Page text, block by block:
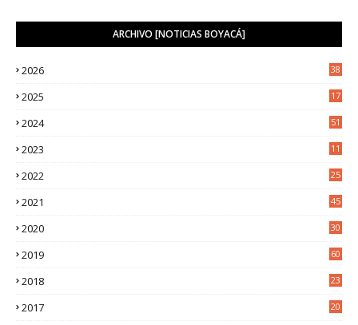
ARCHIVO [NOTICIAS BOYACÁ]
2026 38
2025
17
2024 51
2023
11
2022
25
2021
45
2020
30
2019 60
2018
23
2017
20